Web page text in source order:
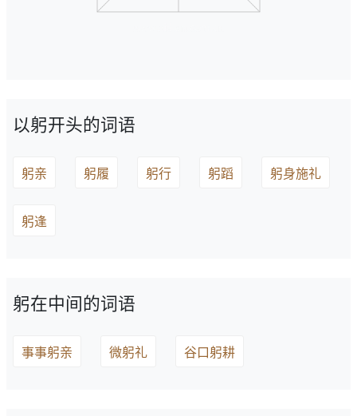
以躬开头的词语
躬亲 躬履 躬行 躬蹈 躬身施礼
躬逢
躬在中间的词语
事事躬亲 微躬礼 谷口躬耕